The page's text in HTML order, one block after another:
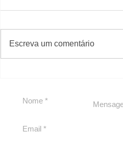
reforçam apoio a
Cláudio Mitidieri
Escreva um comentário
#Sugestões